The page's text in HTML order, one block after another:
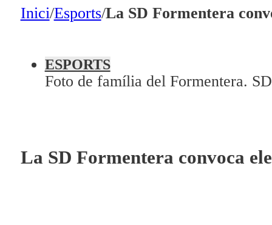
En directe
Programació
Qui som?
Inici/Esports/La SD Formentera
Foto de família del Formentera.
ESPORTS
La SD Formentera convoca